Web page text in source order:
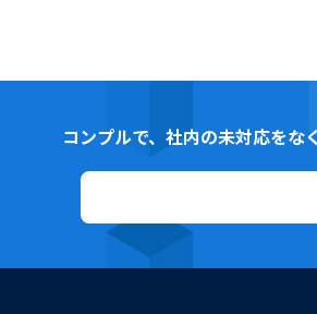
コンプルで、社内の未対応をな